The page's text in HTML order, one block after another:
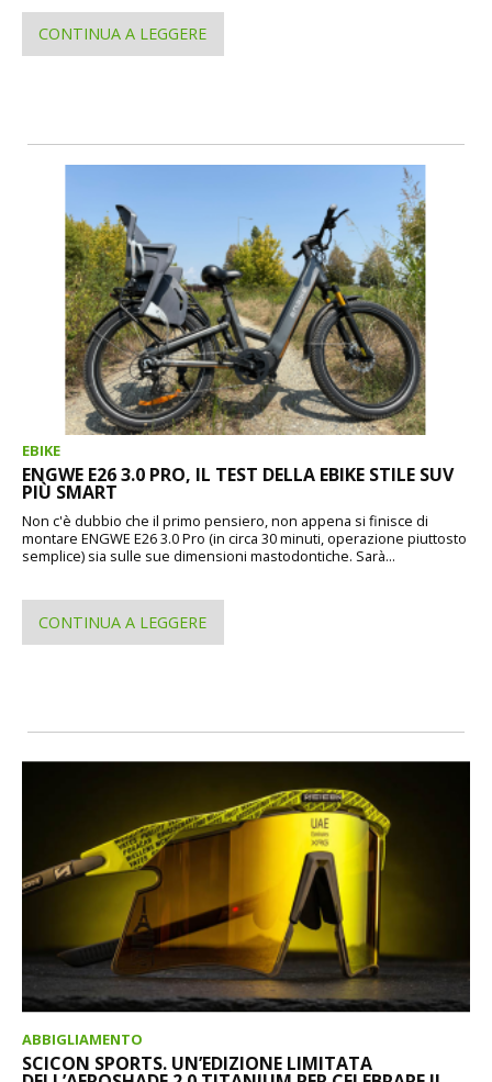
CONTINUA A LEGGERE
EBIKE
ENGWE E26 3.0 PRO, IL TEST DELLA EBIKE STILE SUV
PIÙ SMART
Non c'è dubbio che il primo pensiero, non appena si finisce di
montare ENGWE E26 3.0 Pro (in circa 30 minuti, operazione piuttosto
semplice) sia sulle sue dimensioni mastodontiche. Sarà...
CONTINUA A LEGGERE
ABBIGLIAMENTO
SCICON SPORTS. UN’EDIZIONE LIMITATA